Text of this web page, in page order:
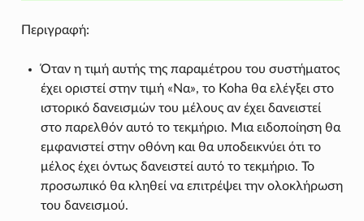
Περιγραφή:
Όταν η τιμή αυτής της παραμέτρου του συστήματος
έχει οριστεί στην τιμή «Να», το Koha θα ελέγξει στο
ιστορικό δανεισμών του μέλους αν έχει δανειστεί
στο παρελθόν αυτό το τεκμήριο. Μια ειδοποίηση θα
εμφανιστεί στην οθόνη και θα υποδεικνύει ότι το
μέλος έχει όντως δανειστεί αυτό το τεκμήριο. Το
προσωπικό θα κληθεί να επιτρέψει την ολοκλήρωση
του δανεισμού.